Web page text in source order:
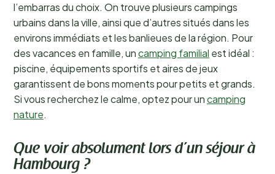
l’embarras du choix. On trouve plusieurs campings
urbains dans la ville, ainsi que d’autres situés dans les
environs immédiats et les banlieues de la région. Pour
des vacances en famille, uncamping familial est idéal :
piscine, équipements sportifs et aires de jeux
garantissent de bons moments pour petits et grands.
Si vous recherchez le calme, optez pour uncamping
nature.
Que voir absolument lors d’un séjour à
Hambourg ?